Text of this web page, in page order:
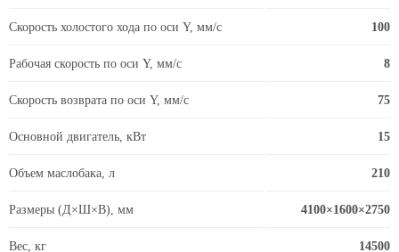
Скорость холостого хода по оси Y, мм/с 100
Рабочая скорость по оси Y, мм/с 8
Скорость возврата по оси Y, мм/с 75
Основной двигатель, кВт 15
Объем маслобака, л 210
Размеры (Д×Ш×В), мм 4100×1600×2750
Вес, кг 14500